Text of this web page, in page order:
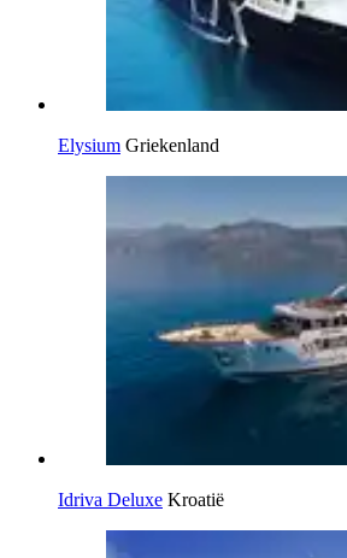
Elysium Griekenland
Idriva Deluxe Kroatië